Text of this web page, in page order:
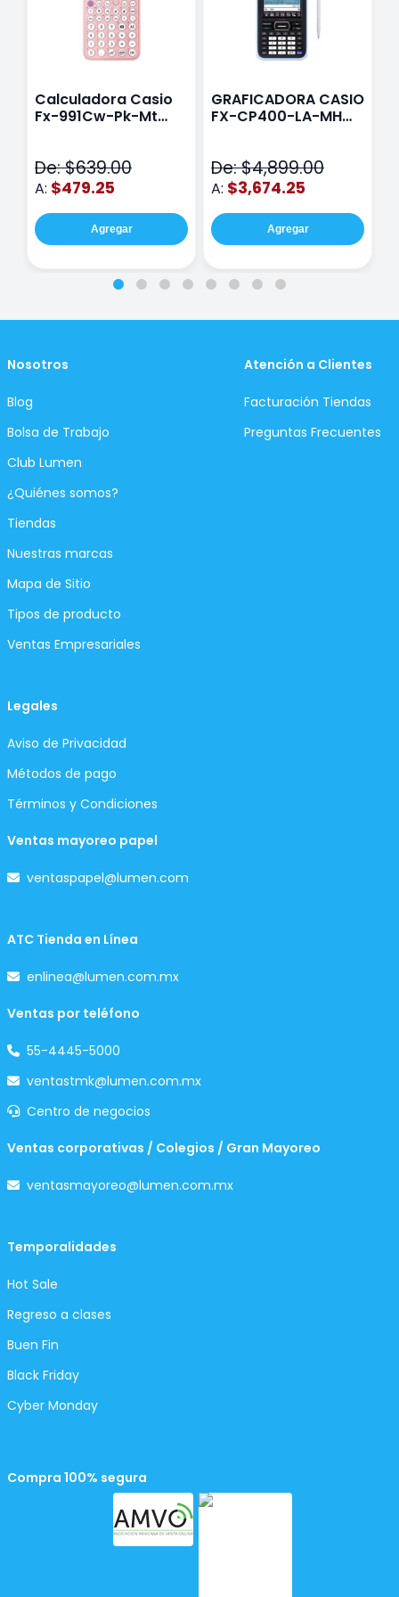
Calculadora Casio
Fx-991Cw-Pk-Mt
De: $639.00
A: $479.25
Agregar
GRAFICADORA CASIO
FX-CP400-LA-MH
De: $4,899.00
A: $3,674.25
Agregar
Nosotros
Blog
Bolsa de Trabajo
Club Lumen
¿Quiénes somos?
Tiendas
Nuestras marcas
Mapa de Sitio
Tipos de producto
Ventas Empresariales
Atención a Clientes
Facturación Tiendas
Preguntas Frecuentes
Legales
Aviso de Privacidad
Métodos de pago
Términos y Condiciones
Ventas mayoreo papel
ventaspapel@lumen.com
ATC Tienda en Línea
enlinea@lumen.com.mx
Ventas por teléfono
55-4445-5000
ventastmk@lumen.com.mx
Centro de negocios
Ventas corporativas / Colegios / Gran Mayoreo
ventasmayoreo@lumen.com.mx
Temporalidades
Hot Sale
Regreso a clases
Buen Fin
Black Friday
Cyber Monday
Compra 100% segura